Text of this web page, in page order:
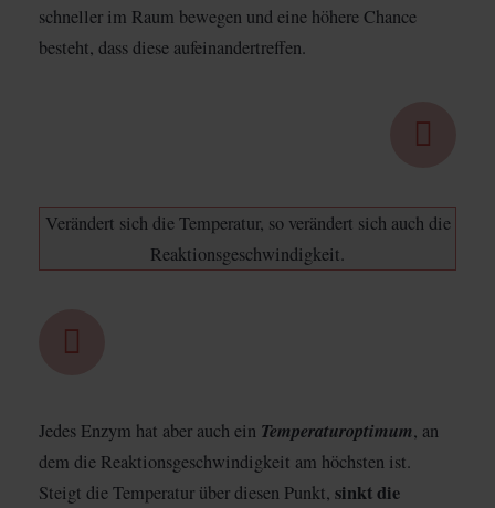
schneller im Raum bewegen und eine höhere Chance
besteht, dass diese aufeinandertreffen.
Verändert sich die Temperatur, so verändert sich auch die
Reaktionsgeschwindigkeit.
Jedes Enzym hat aber auch ein Temperaturoptimum, an
dem die Reaktionsgeschwindigkeit am höchsten ist.
Steigt die Temperatur über diesen Punkt, sinkt die